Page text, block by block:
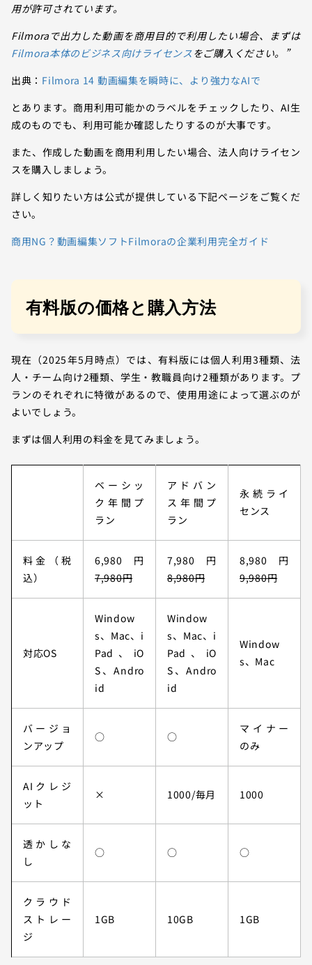
用が許可されています。
Filmoraで出力した動画を商用目的で利用したい場合、まずは
Filmora本体のビジネス向けライセンスをご購入ください。”
出典： Filmora 14 動画編集を瞬時に、より強力なAIで
とあります。商用利用可能かのラベルをチェックしたり、AI生
成のものでも、利用可能か確認したりするのが大事です。
また、作成した動画を商用利用したい場合、法人向けライセン
スを購入しましょう。
詳しく知りたい方は公式が提供している下記ページをご覧くだ
さい。
商用NG？動画編集ソフトFilmoraの企業利用完全ガイド
有料版の価格と購入方法
現在（2025年5月時点）では、有料版には個人利用3種類、法
人・チーム向け2種類、学生・教職員向け2種類があります。プ
ランのそれぞれに特徴があるので、使用用途によって選ぶのが
よいでしょう。
まずは個人利用の料金を見てみましょう。
ベーシッ
ク年間プ
ラン
アドバン
ス年間プ
ラン
永続ライ
センス
料金（税
込）
6,980円
7,980円
7,980円
8,980円
8,980円
9,980円
対応OS
Window
s、Mac、i
Pad、iO
S、Andro
id
Window
s、Mac、i
Pad、iO
S、Andro
id
Window
s、Mac
バージョ
ンアップ
○ ○
マイナー
のみ
AIクレジ
ット
× 1000/毎月 1000
透かしな
し
○ ○ ○
クラウド
ストレー
ジ
1GB 10GB 1GB